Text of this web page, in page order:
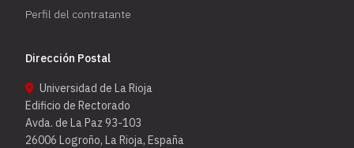
Perfil del contratante
Dirección Postal
Universidad de La Rioja
Edificio de Rectorado
Avda. de La Paz 93-103
26006 Logroño, La Rioja, España